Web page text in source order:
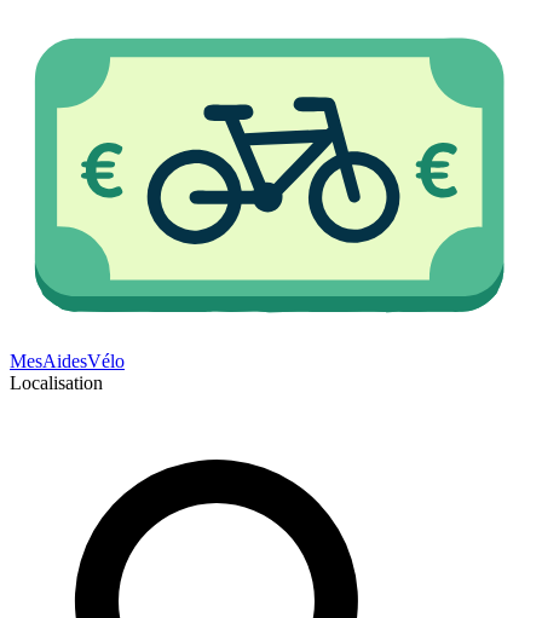
MesAidesVélo
Localisation